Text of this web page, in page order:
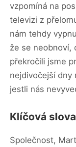
vzpomíná na
televizi z
nám tehdy
že se neobnoví,
překročili jsme
nejdivočejší dny
jestli nás
Klíčová slova
Společnost,